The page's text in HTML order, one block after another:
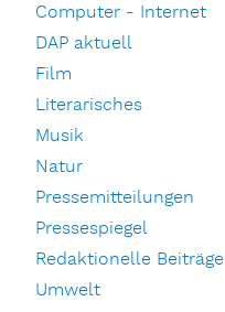
Computer - Internet
DAP aktuell
Film
Literarisches
Musik
Natur
Pressemitteilungen
Pressespiegel
Redaktionelle Beiträge
Umwelt